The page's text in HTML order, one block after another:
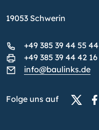
19053 Schwerin
+49 385 39 44 55 44
+49 385 39 44 42 16
info@baulinks.de
Folge uns auf